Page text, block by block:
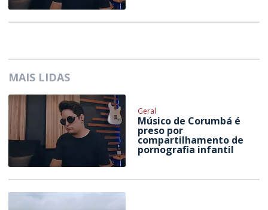
MAIS LIDAS
Geral
Músico de Corumbá é
preso por
compartilhamento de
pornografia infantil